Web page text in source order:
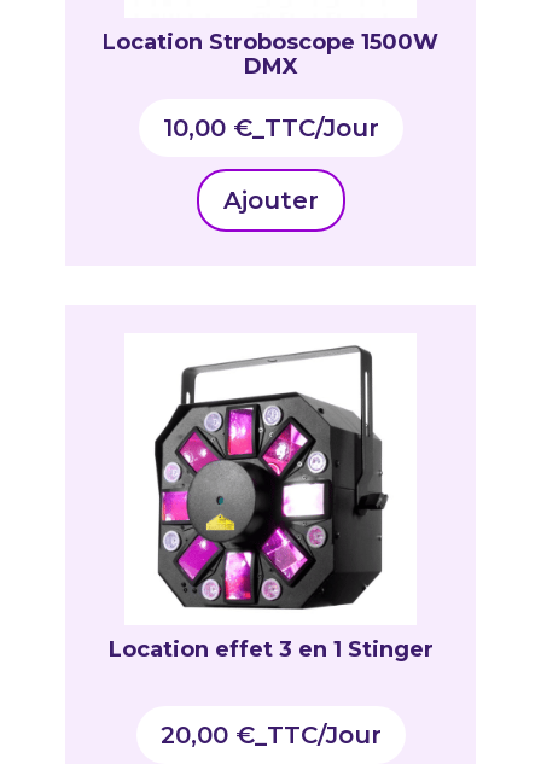
Location Stroboscope 1500W
DMX
10,00 €_TTC
Ajouter
Location effet 3 en 1 Stinger
20,00 €_TTC